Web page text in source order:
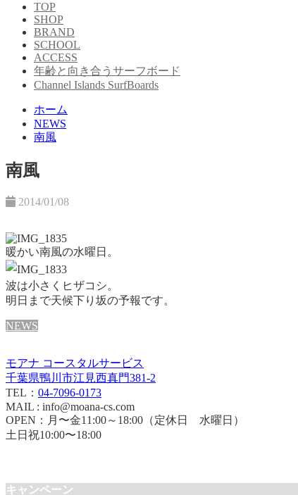
TOP
SHOP
BRAND
SCHOOL
ACCESS
年齢と向き合うサーフボード
Channel Islands SurfBoards
ホーム
NEWS
南風
南風
2014/01/08
暖かい南風の水曜日。
波は小さくヒザコシ。
明日まで天候下り坂の予報です。
NEWS
モアナ コースタルサービス
千葉県鴨川市江見西真門381-2
TEL： 04-7096-0173
MAIL : info@moana-cs.com
OPEN：月〜金11:00～18:00（定休日 水曜日）
土日祝10:00〜18:00
キャンペーン